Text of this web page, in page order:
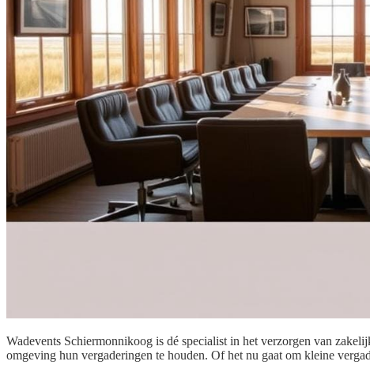
Wadevents Schiermonnikoog is dé specialist in het verzorgen van
omgeving hun vergaderingen te houden. Of het nu gaat om kleine